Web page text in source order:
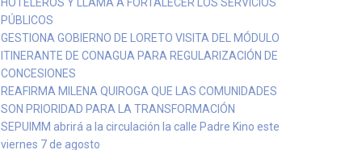
PÚBLICOS
GESTIONA GOBIERNO DE LORETO VISITA DEL MÓDULO
ITINERANTE DE CONAGUA PARA REGULARIZACIÓN DE
CONCESIONES
REAFIRMA MILENA QUIROGA QUE LAS COMUNIDADES
SON PRIORIDAD PARA LA TRANSFORMACIÓN
SEPUIMM abrirá a la circulación la calle Padre Kino este
viernes 7 de agosto